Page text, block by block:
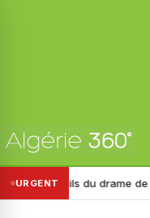
URGENT
du drame de Boumerdès